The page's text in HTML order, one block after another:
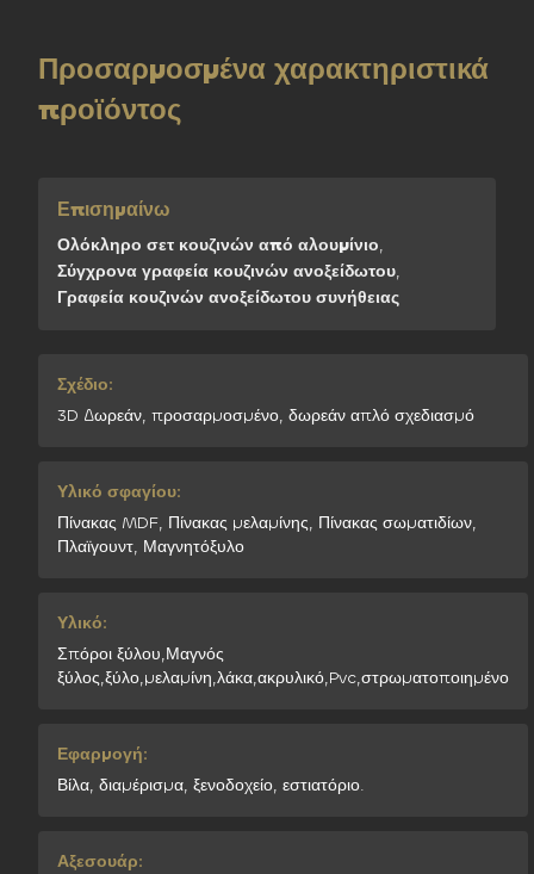
Προσαρμοσμένα χαρακτηριστικά
προϊόντος
Επισημαίνω
Ολόκληρο σετ κουζινών από αλουμίνιο,
Σύγχρονα γραφεία κουζινών ανοξείδωτου,
Γραφεία κουζινών ανοξείδωτου συνήθειας
Σχέδιο:
3D Δωρεάν, προσαρμοσμένο, δωρεάν απλό σχεδιασμό
Υλικό σφαγίου:
Πίνακας MDF, Πίνακας μελαμίνης, Πίνακας σωματιδίων,
Πλαϊγουντ, Μαγνητόξυλο
Υλικό:
Σπόροι ξύλου,Μαγνός
ξύλος,ξύλο,μελαμίνη,λάκα,ακρυλικό,Pvc,στρωματοποιημένο
Εφαρμογή:
Βίλα, διαμέρισμα, ξενοδοχείο, εστιατόριο.
Αξεσουάρ: